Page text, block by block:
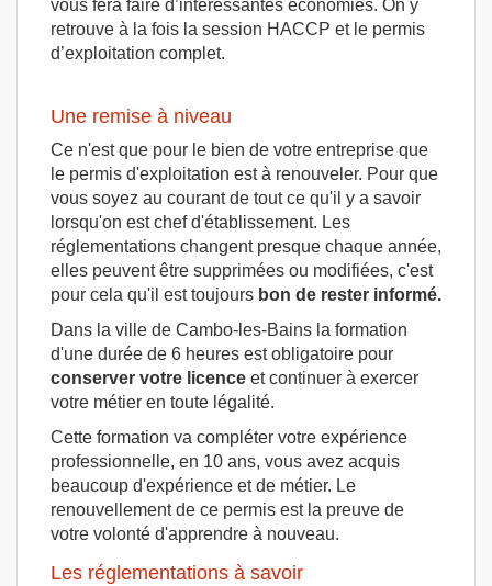
vous fera faire d’intéressantes économies. On y
retrouve à la fois la session HACCP et le permis
d’exploitation complet.
Une remise à niveau
Ce n'est que pour le bien de votre entreprise que
le permis d'exploitation est à renouveler. Pour que
vous soyez au courant de tout ce qu'il y a savoir
lorsqu'on est chef d'établissement. Les
réglementations changent presque chaque année,
elles peuvent être supprimées ou modifiées, c'est
pour cela qu'il est toujours bon de rester informé.
Dans la ville de Cambo-les-Bains la formation
d'une durée de 6 heures est obligatoire pour
conserver votre licence et continuer à exercer
votre métier en toute légalité.
Cette formation va compléter votre expérience
professionnelle, en 10 ans, vous avez acquis
beaucoup d'expérience et de métier. Le
renouvellement de ce permis est la preuve de
votre volonté d'apprendre à nouveau.
Les réglementations à savoir